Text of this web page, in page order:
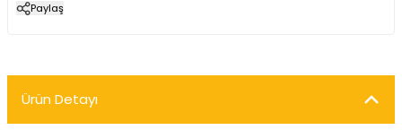
Paylaş
Ürün Detayı